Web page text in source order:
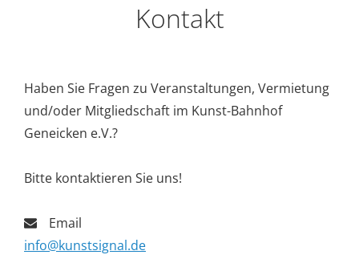
Kontakt
Haben Sie Fragen zu Veranstaltungen, Vermietung
und/oder Mitgliedschaft im Kunst-Bahnhof
Geneicken e.V.?
Bitte kontaktieren Sie uns!
Email
info@kunstsignal.de